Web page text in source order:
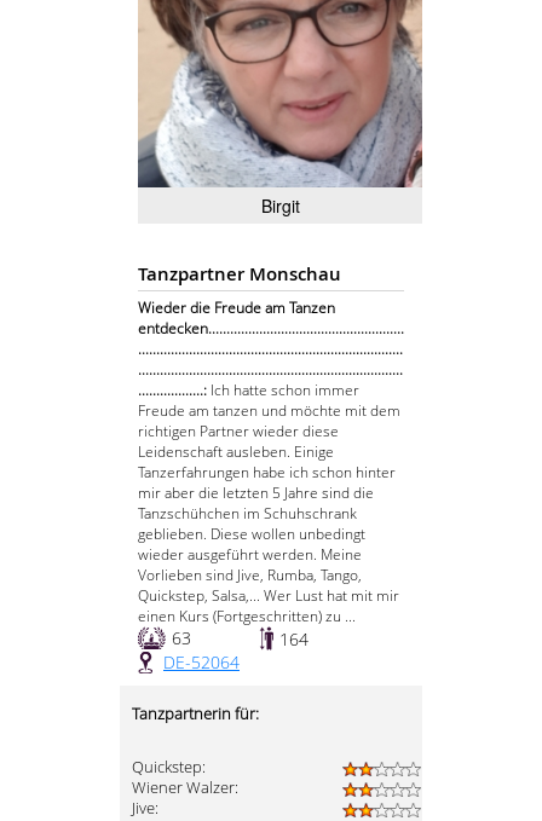
Birgit
Tanzpartner Monschau
Wieder die Freude am Tanzen
entdecken......................................................
.........................................................................
.........................................................................
..................: Ich hatte schon immer
Freude am tanzen und möchte mit dem
richtigen Partner wieder diese
Leidenschaft ausleben. Einige
Tanzerfahrungen habe ich schon hinter
mir aber die letzten 5 Jahre sind die
Tanzschühchen im Schuhschrank
geblieben. Diese wollen unbedingt
wieder ausgeführt werden. Meine
Vorlieben sind Jive, Rumba, Tango,
Quickstep, Salsa,... Wer Lust hat mit mir
einen Kurs (Fortgeschritten) zu ...
63
164
DE-52064
Tanzpartnerin für:
Quickstep:
Wiener Walzer:
Jive: